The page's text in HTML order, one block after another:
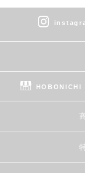
HOBONICHI